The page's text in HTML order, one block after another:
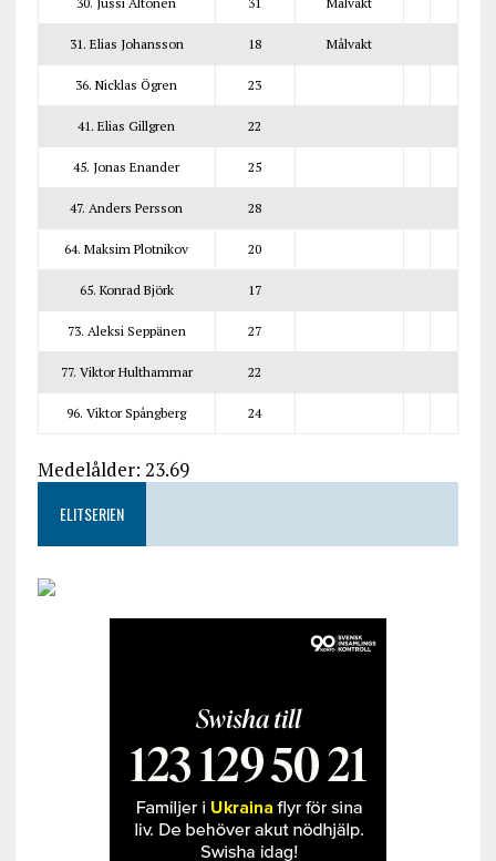
31. Elias Johansson 18 Målvakt
36. Nicklas Ögren 23
41. Elias Gillgren 22
45. Jonas Enander 25
47. Anders Persson 28
64. Maksim Plotnikov 20
65. Konrad Björk 17
73. Aleksi Seppänen 27
77. Viktor Hulthammar 22
96. Viktor Spångberg 24
Medelålder: 23.69
ELITSERIEN